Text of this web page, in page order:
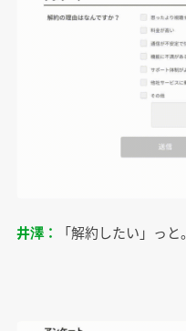
井澤： 「解約したい」っと。